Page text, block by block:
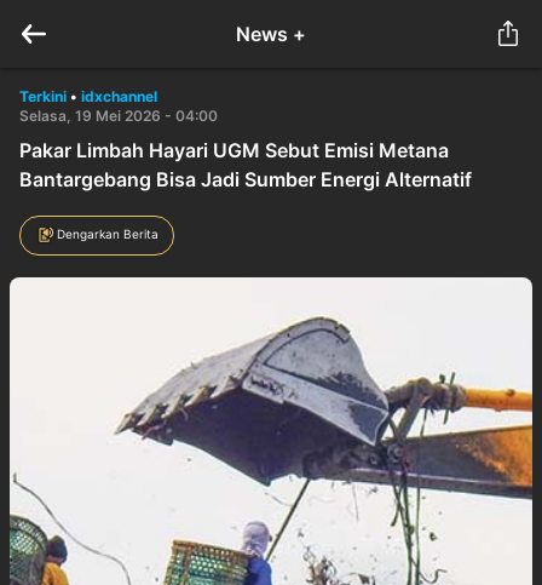
News +
Terkini • idxchannel
Selasa, 19 Mei 2026 - 04:00
Pakar Limbah Hayari UGM Sebut Emisi Metana
Bantargebang Bisa Jadi Sumber Energi Alternatif
Dengarkan Berita